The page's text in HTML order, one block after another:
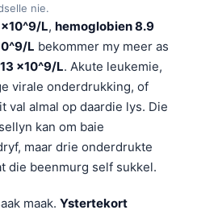
nie.
L, hemoglobien 8.9
L bekommer my meer as
13 x10^9/L. Akute leukemie,
virale onderdrukking, of
almal op daardie lys. Die
kan om baie
maar drie onderdrukte
die beenmurg self sukkel.
maak. Ystertekort